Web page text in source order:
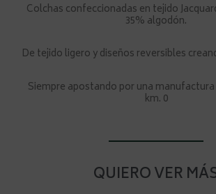
Colchas confeccionadas en tejido
35% algodón.
De tejido ligero y diseños reversibles
Siempre apostando por una
km. 0
QUIERO VER